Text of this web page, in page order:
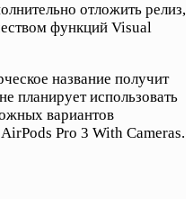
отложить релиз,
функций Visual
название получит
планирует использовать
вариантов
Pro 3 With Cameras.